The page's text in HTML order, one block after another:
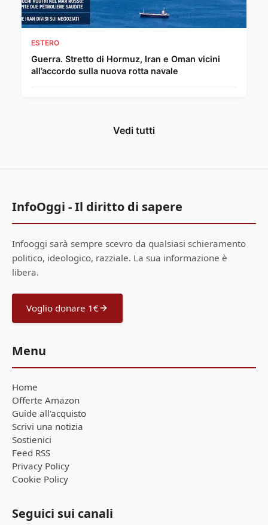
ESTERO
Guerra. Stretto di Hormuz, Iran e Oman vicini
all’accordo sulla nuova rotta navale
Vedi tutti
InfoOggi - Il diritto di sapere
Infooggi sarà sempre scevro da qualsiasi schieramento
politico, ideologico, razziale. La sua informazione è
libera.
Voglio donare 1€
Menu
Home
Offerte Amazon
Guide all'acquisto
Scrivi una notizia
Sostienici
Feed RSS
Privacy Policy
Cookie Policy
Seguici sui canali